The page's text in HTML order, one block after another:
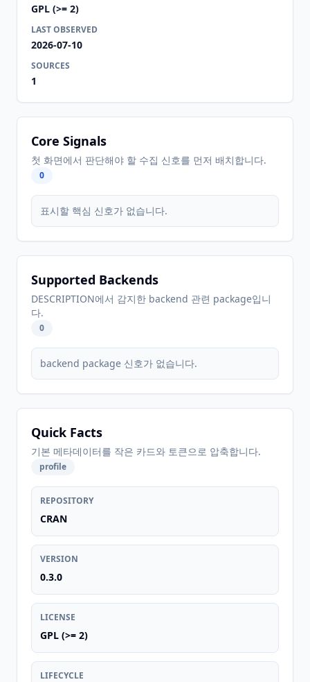
GPL (>= 2)
LAST OBSERVED
2026-07-10
SOURCES
1
Core Signals
첫 화면에서 판단해야 할 수집 신호를 먼저 배치합니다.
0
표시할 핵심 신호가 없습니다.
Supported Backends
DESCRIPTION에서 감지한 backend 관련 package입니
다.
0
backend package 신호가 없습니다.
Quick Facts
기본 메타데이터를 작은 카드와 토큰으로 압축합니다.
profile
REPOSITORY
CRAN
VERSION
0.3.0
LICENSE
GPL (>= 2)
LIFECYCLE